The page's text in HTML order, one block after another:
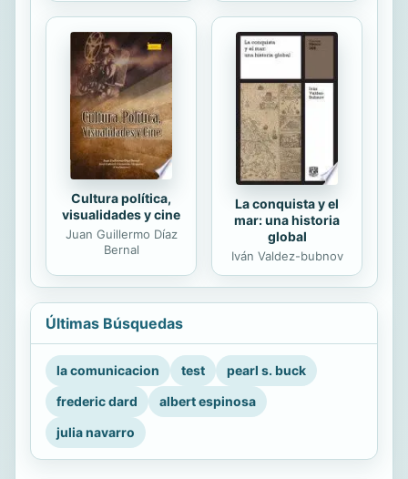
Cultura política,
visualidades y cine
Juan Guillermo Díaz
Bernal
La conquista y el
mar: una historia
global
Iván Valdez-bubnov
Últimas Búsquedas
la comunicacion test
pearl s. buck
frederic dard
albert espinosa
julia navarro